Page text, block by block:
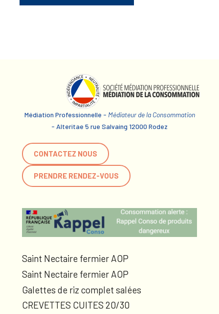
Médiation Professionnelle - Médiateur de la Consommation
- Alteritae 5 rue Salvaing 12000 Rodez
CONTACTEZ NOUS
PRENDRE RENDEZ-VOUS
Saint Nectaire fermier AOP
Saint Nectaire fermier AOP
Galettes de riz complet salées
CREVETTES CUITES 20/30